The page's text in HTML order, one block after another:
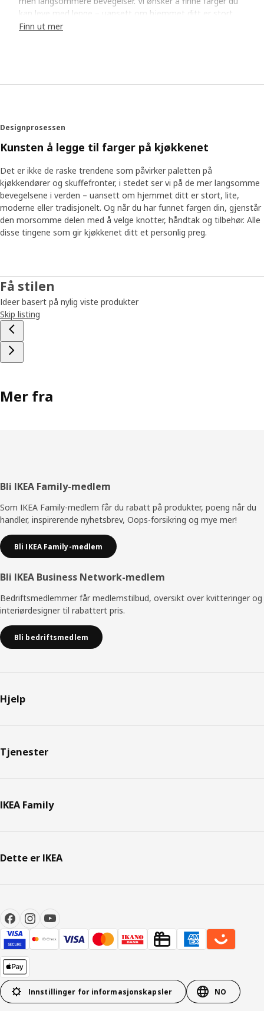
kan leve med lenge – uansett om hjemmet ditt er stort,
lite, moderne eller tradisjonelt.»
som fungerer godt på større overflater som kjøkkendører
for å se hvordan fargen oppfører seg. Jobben vår betyr at
du kan stole på fargen, at et grått kjøkken faktisk alltid ser
grått ut», sier Flavia. «Du kan føle deg trygg på
fargevalget ditt.»
Koordineres med hjemmet ditt
Siden vi i IKEA har alt til hjemmet under ett tak, kan vi
alltid utvikle og teste nye produkter opp mot resten av
utvalget vårt. «På den måten kan vi se fargene i riktig
typer tre. Vi koordinerer dem også med resten av
hjemmet, slik at det kan bli en harmonisk helhet.» Og når
du har bestemt deg for en farge på HAVSTORP
kjøkkendører og frontskuffer, gjenstår den morsomme
som gir kjøkkenet et personlig preg og følelsen av å
Finn ut mer
Designprosessen
Kunsten å legge til farger på kjøkkenet
Det er ikke de raske trendene som påvirker paletten på
kjøkkendører og skuffefronter, i stedet ser vi på de mer langsomme
bevegelsene i verden – uansett om hjemmet ditt er stort, lite,
moderne eller tradisjonelt. Og når du har funnet fargen din, gjenstår
den morsomme delen med å velge knotter, håndtak og tilbehør. Alle
disse tingene som gir kjøkkenet ditt et personlig preg.
Få stilen
Ideer basert på nylig viste produkter
Skip listing
Mer fra
Bunntekst
Bli IKEA Family-medlem
Som IKEA Family-medlem får du rabatt på produkter, poeng når du
handler, inspirerende nyhetsbrev, Oops-forsikring og mye mer!
Bli IKEA Family-medlem
Bli IKEA Business Network-medlem
Bedriftsmedlemmer får medlemstilbud, oversikt over kvitteringer og
interiørdesigner til rabattert pris.
Bli bedriftsmedlem
Hjelp
Tjenester
IKEA Family
Dette er IKEA
Innstillinger for informasjonskapsler NO